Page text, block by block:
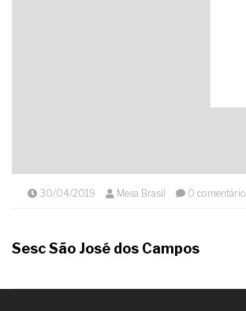
30/04/2019 Mesa Brasil 0 comentário
Sesc São José dos Campos